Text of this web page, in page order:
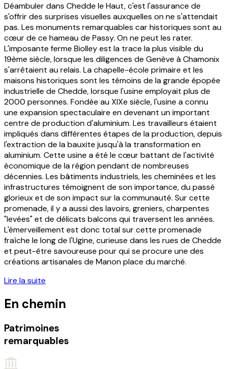
Déambuler dans Chedde le Haut, c'est l'assurance de
s'offrir des surprises visuelles auxquelles on ne s'attendait
pas. Les monuments remarquables car historiques sont au
cœur de ce hameau de Passy. On ne peut les rater.
L'imposante ferme Biolley est la trace la plus visible du
19ème siècle, lorsque les diligences de Genève à Chamonix
s'arrêtaient au relais. La chapelle-école primaire et les
maisons historiques sont les témoins de la grande épopée
industrielle de Chedde, lorsque l'usine employait plus de
2000 personnes. Fondée au XIXe siècle, l'usine a connu
une expansion spectaculaire en devenant un important
centre de production d'aluminium. Les travailleurs étaient
impliqués dans différentes étapes de la production, depuis
l'extraction de la bauxite jusqu'à la transformation en
aluminium. Cette usine a été le cœur battant de l'activité
économique de la région pendant de nombreuses
décennies. Les bâtiments industriels, les cheminées et les
infrastructures témoignent de son importance, du passé
glorieux et de son impact sur la communauté. Sur cette
promenade, il y a aussi des lavoirs, greniers, charpentes
"levées" et de délicats balcons qui traversent les années.
L'émerveillement est donc total sur cette promenade
fraîche le long de l'Ugine, curieuse dans les rues de Chedde
et peut-être savoureuse pour qui se procure une des
créations artisanales de Manon place du marché.
Lire la suite
En chemin
Patrimoines
remarquables